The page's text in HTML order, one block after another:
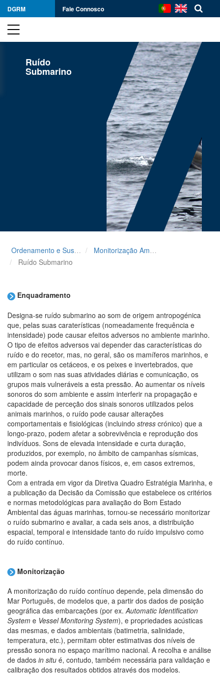
DGRM Fale Connosco
Ruído
Submarino
Ordenamento e Sustentabilidade
Monitorização Ambiental
Ruído Submarino
Enquadramento
Designa-se ruído submarino ao som de origem antropogénica
que, pelas suas caraterísticas (nomeadamente frequência e
intensidade) pode causar efeitos adversos no ambiente marinho.
O tipo de efeitos adversos vai depender das características do
ruído e do recetor, mas, no geral, são os mamíferos marinhos, e
em particular os cetáceos, e os peixes e invertebrados, que
utilizam o som nas suas atividades diárias e comunicação, os
grupos mais vulneráveis a esta pressão. Ao aumentar os níveis
sonoros do som ambiente e assim interferir na propagação e
capacidade de perceção dos sinais sonoros utilizados pelos
animais marinhos, o ruído pode causar alterações
comportamentais e fisiológicas (incluindo stress crónico) que a
longo-prazo, podem afetar a sobrevivência e reprodução dos
indivíduos. Sons de elevada intensidade e curta duração,
produzidos, por exemplo, no âmbito de campanhas sísmicas,
podem ainda provocar danos físicos, e, em casos extremos,
morte.
Com a entrada em vigor da Diretiva Quadro Estratégia Marinha, e
a publicação da Decisão da Comissão que estabelece os critérios
e normas metodológicas para avaliação do Bom Estado
Ambiental das águas marinhas, tornou-se necessário monitorizar
o ruído submarino e avaliar, a cada seis anos, a distribuição
espacial, temporal e intensidade tanto do ruído impulsivo como
do ruído contínuo.
Monitorização
A monitorização do ruído contínuo depende, pela dimensão do
Mar Português, de modelos que, a partir dos dados de posição
geográfica das embarcações (por ex. Automatic Identification
System e Vessel Monitoring System), e propriedades acústicas
das mesmas, e dados ambientais (batimetria, salinidade,
temperatura, etc.), permitam obter estimativas dos níveis de
pressão sonora no espaço marítimo nacional. A recolha e análise
de dados in situ é, contudo, também necessária para validação e
calibração dos resultados obtidos através dos modelos.